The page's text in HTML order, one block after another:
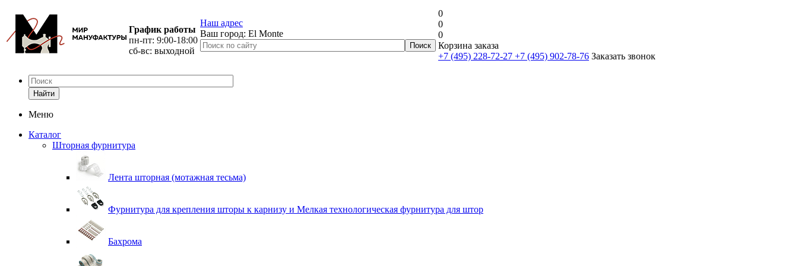
График работы
пн-пт: 9:00-18:00
сб-вс: выходной
Наш адрес
Ваш город: El Monte
0
0
0
Корзина заказа
+7 (495) 228-72-27 +7 (495) 902-78-76 Заказать звонок
Найти
Меню
Каталог
Шторная фурнитура
Лента шторная (мотажная тесьма)
Фурнитура для крепления шторы к карнизу и Мелкая технологическая фурнитура для штор
Бахрома